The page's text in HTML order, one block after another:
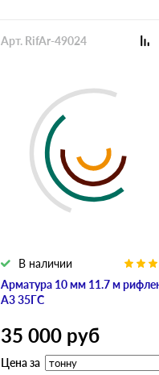
Арматура 10 мм 11.7 м
А3 35ГС
В наличии
Арт. RifAr-49024
35 000 руб
Цена за